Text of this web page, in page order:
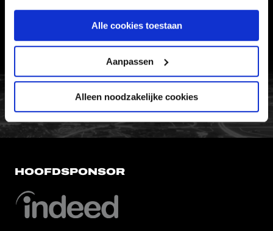
Alle cookies toestaan
Aanpassen
Alleen noodzakelijke cookies
VERTROUWENSPERSOON
FC Utrecht<br>vanuit<br>het
HOOFDSPONSOR